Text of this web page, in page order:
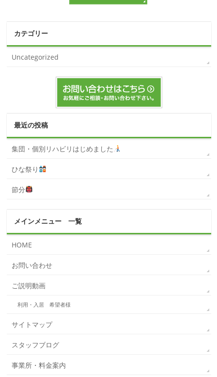
カテゴリー
Uncategorized
最近の投稿
集団・個別リハビリはじめました
ひな祭り
節分
メインメニュー 一覧
HOME
お問い合わせ
ご説明動画
利用・入居 希望者様
サイトマップ
スタッフブログ
事業所・料金案内